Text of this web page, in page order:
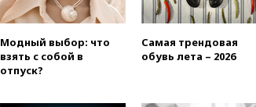
Модный выбор: что
взять с собой в
отпуск?
Самая трендовая
обувь лета – 2026